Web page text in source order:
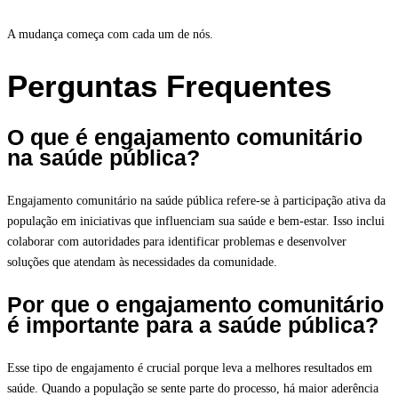
A mudança começa com cada um de nós.
Perguntas Frequentes
O que é engajamento comunitário
na saúde pública?
Engajamento comunitário na saúde pública refere-se à participação ativa da
população em iniciativas que influenciam sua saúde e bem-estar. Isso inclui
colaborar com autoridades para identificar problemas e desenvolver
soluções que atendam às necessidades da comunidade.
Por que o engajamento comunitário
é importante para a saúde pública?
Esse tipo de engajamento é crucial porque leva a melhores resultados em
saúde. Quando a população se sente parte do processo, há maior aderência